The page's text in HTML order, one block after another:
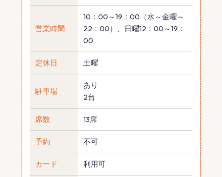
営業時間
10：00～19：00（水～金曜～
22：00）、日曜12：00～19：
00
定休日 土曜
駐車場
あり
2台
席数 13席
予約 不可
カード 利用可